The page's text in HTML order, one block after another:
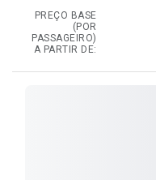
PREÇO BASE
(POR
PASSAGEIRO)
A PARTIR DE: